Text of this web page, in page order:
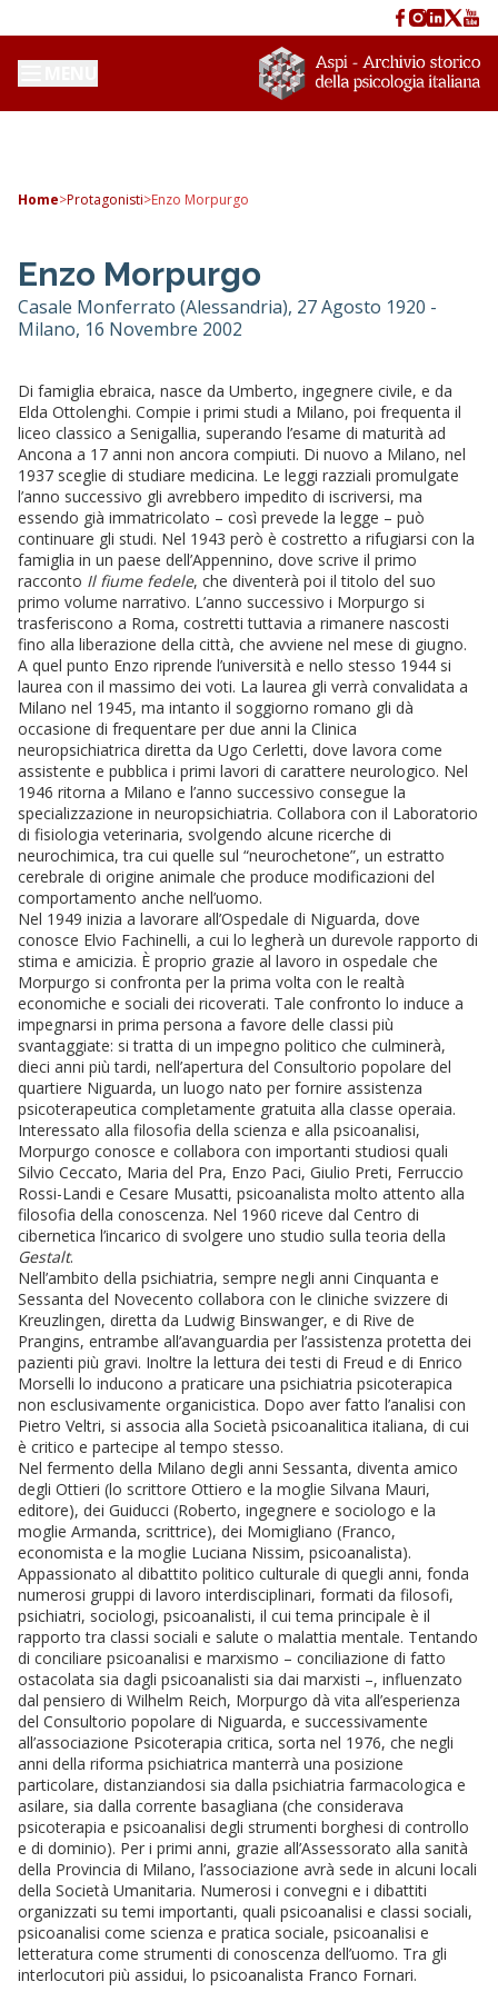
Home>Protagonisti>Enzo Morpurgo
Enzo Morpurgo
Casale Monferrato (Alessandria), 27 Agosto 1920 -
Milano, 16 Novembre 2002
Di famiglia ebraica, nasce da Umberto, ingegnere civile, e da
Elda Ottolenghi. Compie i primi studi a Milano, poi frequenta il
liceo classico a Senigallia, superando l’esame di maturità ad
Ancona a 17 anni non ancora compiuti. Di nuovo a Milano, nel
1937 sceglie di studiare medicina. Le leggi razziali promulgate
l’anno successivo gli avrebbero impedito di iscriversi, ma
essendo già immatricolato – così prevede la legge – può
continuare gli studi. Nel 1943 però è costretto a rifugiarsi con la
famiglia in un paese dell’Appennino, dove scrive il primo
racconto Il fiume fedele, che diventerà poi il titolo del suo
primo volume narrativo. L’anno successivo i Morpurgo si
trasferiscono a Roma, costretti tuttavia a rimanere nascosti
fino alla liberazione della città, che avviene nel mese di giugno.
A quel punto Enzo riprende l’università e nello stesso 1944 si
laurea con il massimo dei voti. La laurea gli verrà convalidata a
Milano nel 1945, ma intanto il soggiorno romano gli dà
occasione di frequentare per due anni la Clinica
neuropsichiatrica diretta da Ugo Cerletti, dove lavora come
assistente e pubblica i primi lavori di carattere neurologico. Nel
1946 ritorna a Milano e l’anno successivo consegue la
specializzazione in neuropsichiatria. Collabora con il Laboratorio
di fisiologia veterinaria, svolgendo alcune ricerche di
neurochimica, tra cui quelle sul “neurochetone”, un estratto
cerebrale di origine animale che produce modificazioni del
comportamento anche nell’uomo.
Nel 1949 inizia a lavorare all’Ospedale di Niguarda, dove
conosce Elvio Fachinelli, a cui lo legherà un durevole rapporto di
stima e amicizia. È proprio grazie al lavoro in ospedale che
Morpurgo si confronta per la prima volta con le realtà
economiche e sociali dei ricoverati. Tale confronto lo induce a
impegnarsi in prima persona a favore delle classi più
svantaggiate: si tratta di un impegno politico che culminerà,
dieci anni più tardi, nell’apertura del Consultorio popolare del
quartiere Niguarda, un luogo nato per fornire assistenza
psicoterapeutica completamente gratuita alla classe operaia.
Interessato alla filosofia della scienza e alla psicoanalisi,
Morpurgo conosce e collabora con importanti studiosi quali
Silvio Ceccato, Maria del Pra, Enzo Paci, Giulio Preti, Ferruccio
Rossi-Landi e Cesare Musatti, psicoanalista molto attento alla
filosofia della conoscenza. Nel 1960 riceve dal Centro di
cibernetica l’incarico di svolgere uno studio sulla teoria della
Gestalt.
Nell’ambito della psichiatria, sempre negli anni Cinquanta e
Sessanta del Novecento collabora con le cliniche svizzere di
Kreuzlingen, diretta da Ludwig Binswanger, e di Rive de
Prangins, entrambe all’avanguardia per l’assistenza protetta dei
pazienti più gravi. Inoltre la lettura dei testi di Freud e di Enrico
Morselli lo inducono a praticare una psichiatria psicoterapica
non esclusivamente organicistica. Dopo aver fatto l’analisi con
Pietro Veltri, si associa alla Società psicoanalitica italiana, di cui
è critico e partecipe al tempo stesso.
Nel fermento della Milano degli anni Sessanta, diventa amico
degli Ottieri (lo scrittore Ottiero e la moglie Silvana Mauri,
editore), dei Guiducci (Roberto, ingegnere e sociologo e la
moglie Armanda, scrittrice), dei Momigliano (Franco,
economista e la moglie Luciana Nissim, psicoanalista).
Appassionato al dibattito politico culturale di quegli anni, fonda
numerosi gruppi di lavoro interdisciplinari, formati da filosofi,
psichiatri, sociologi, psicoanalisti, il cui tema principale è il
rapporto tra classi sociali e salute o malattia mentale. Tentando
di conciliare psicoanalisi e marxismo – conciliazione di fatto
ostacolata sia dagli psicoanalisti sia dai marxisti –, influenzato
dal pensiero di Wilhelm Reich, Morpurgo dà vita all’esperienza
del Consultorio popolare di Niguarda, e successivamente
all’associazione Psicoterapia critica, sorta nel 1976, che negli
anni della riforma psichiatrica manterrà una posizione
particolare, distanziandosi sia dalla psichiatria farmacologica e
asilare, sia dalla corrente basagliana (che considerava
psicoterapia e psicoanalisi degli strumenti borghesi di controllo
e di dominio). Per i primi anni, grazie all’Assessorato alla sanità
della Provincia di Milano, l’associazione avrà sede in alcuni locali
della Società Umanitaria. Numerosi i convegni e i dibattiti
organizzati su temi importanti, quali psicoanalisi e classi sociali,
psicoanalisi come scienza e pratica sociale, psicoanalisi e
letteratura come strumenti di conoscenza dell’uomo. Tra gli
interlocutori più assidui, lo psicoanalista Franco Fornari.